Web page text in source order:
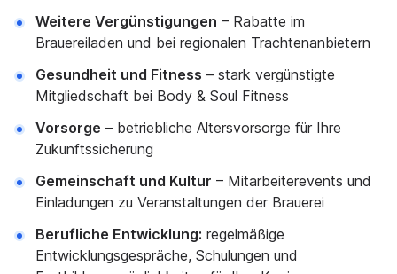
Weitere Vergünstigungen – Rabatte im
Brauereiladen und bei regionalen Trachtenanbietern
Gesundheit und Fitness – stark vergünstigte
Mitgliedschaft bei Body & Soul Fitness
Vorsorge – betriebliche Altersvorsorge für Ihre
Zukunftssicherung
Gemeinschaft und Kultur – Mitarbeiterevents und
Einladungen zu Veranstaltungen der Brauerei
Berufliche Entwicklung: regelmäßige
Entwicklungsgespräche, Schulungen und